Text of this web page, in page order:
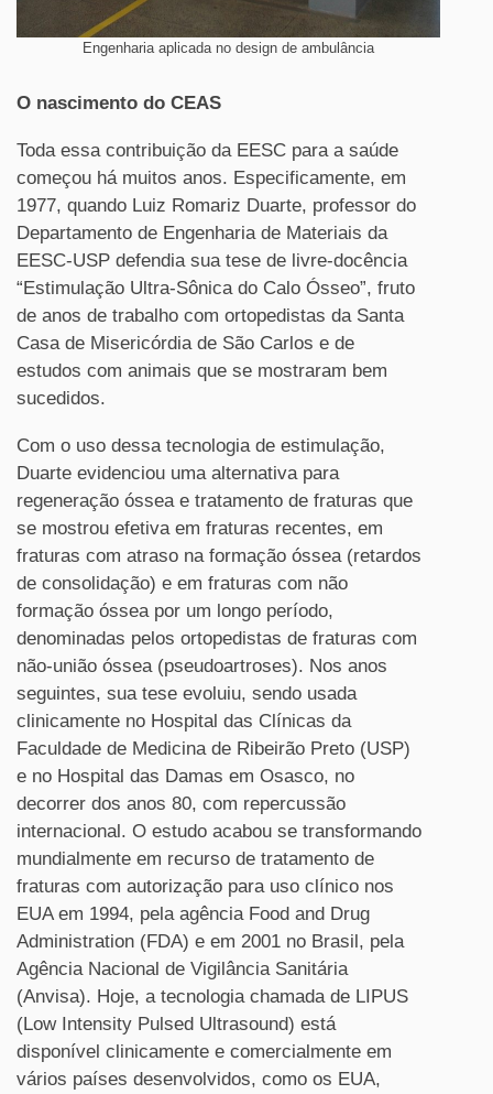
Engenharia aplicada no design de ambulância
O nascimento do CEAS
Toda essa contribuição da EESC para a saúde
começou há muitos anos. Especificamente, em
1977, quando Luiz Romariz Duarte, professor do
Departamento de Engenharia de Materiais da
EESC-USP defendia sua tese de livre-docência
“Estimulação Ultra-Sônica do Calo Ósseo”, fruto
de anos de trabalho com ortopedistas da Santa
Casa de Misericórdia de São Carlos e de
estudos com animais que se mostraram bem
sucedidos.
Com o uso dessa tecnologia de estimulação,
Duarte evidenciou uma alternativa para
regeneração óssea e tratamento de fraturas que
se mostrou efetiva em fraturas recentes, em
fraturas com atraso na formação óssea (retardos
de consolidação) e em fraturas com não
formação óssea por um longo período,
denominadas pelos ortopedistas de fraturas com
não-união óssea (pseudoartroses). Nos anos
seguintes, sua tese evoluiu, sendo usada
clinicamente no Hospital das Clínicas da
Faculdade de Medicina de Ribeirão Preto (USP)
e no Hospital das Damas em Osasco, no
decorrer dos anos 80, com repercussão
internacional. O estudo acabou se transformando
mundialmente em recurso de tratamento de
fraturas com autorização para uso clínico nos
EUA em 1994, pela agência Food and Drug
Administration (FDA) e em 2001 no Brasil, pela
Agência Nacional de Vigilância Sanitária
(Anvisa). Hoje, a tecnologia chamada de LIPUS
(Low Intensity Pulsed Ultrasound) está
disponível clinicamente e comercialmente em
vários países desenvolvidos, como os EUA,